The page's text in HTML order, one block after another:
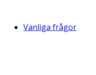
Vanliga frågor